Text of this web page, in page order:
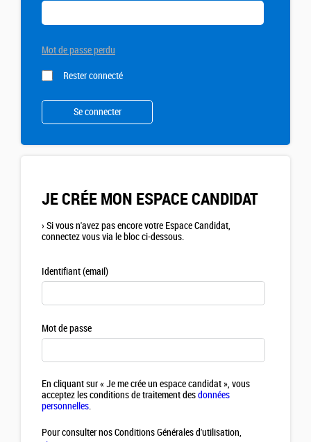
Rester connecté
Mot de passe perdu
JE CRÉE MON ESPACE CANDIDAT
› Si vous n'avez pas encore votre Espace Candidat,
connectez vous via le bloc ci-dessous.
Identifiant (email)
Mot de passe
En cliquant sur « Je me crée un espace candidat », vous
acceptez les conditions de traitement desdonnées
personnelles.
Pour consulter nos Conditions Générales d'utilisation,